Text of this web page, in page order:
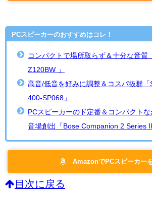
PCスピーカーのおすすめはコレ！
コンパクトで場所取らず＆十分な音質
Z120BW 」
高音/低音を好みに調整＆コスパ抜群「
400-SP068」
PCスピーカーのド定番＆コンパクト
音場創出「Bose Companion 2 Series
AmazonでPCスピーカー
目次に戻る